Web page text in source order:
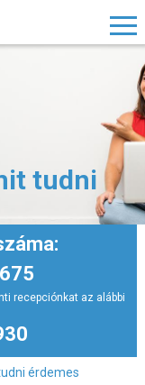
tudni
recepciónkat az alábbi
érdemes